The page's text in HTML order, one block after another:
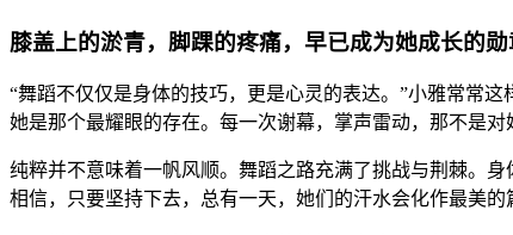
膝盖上的淤青，脚踝的疼痛，早已成为她成长的勋
“舞蹈不仅仅是身体的技巧，更是心灵的表达。”小雅常常
她是那个最耀眼的存在。每一次谢幕，掌声雷动，那不是
纯粹并不意味着一帆风顺。舞蹈之路充满了挑战与荆棘。
相信，只要坚持下去，总有一天，她们的汗水会化作最美的